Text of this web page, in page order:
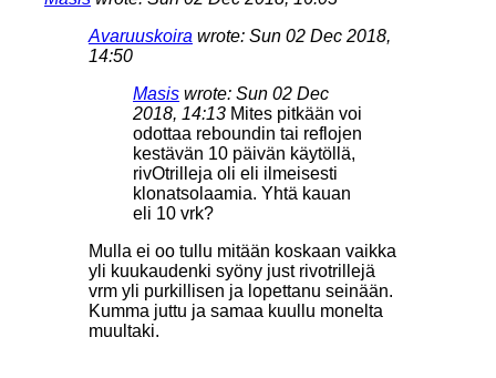
Avaruuskoira wrote: Sun 02 Dec 2018,
14:50
Masis wrote: Sun 02 Dec
2018, 14:13 Mites pitkään voi
odottaa reboundin tai reflojen
kestävän 10 päivän käytöllä,
rivOtrilleja oli eli ilmeisesti
klonatsolaamia. Yhtä kauan
eli 10 vrk?
Mulla ei oo tullu mitään koskaan vaikka
yli kuukaudenki syöny just rivotrillejä
vrm yli purkillisen ja lopettanu seinään.
Kumma juttu ja samaa kuullu monelta
muultaki.